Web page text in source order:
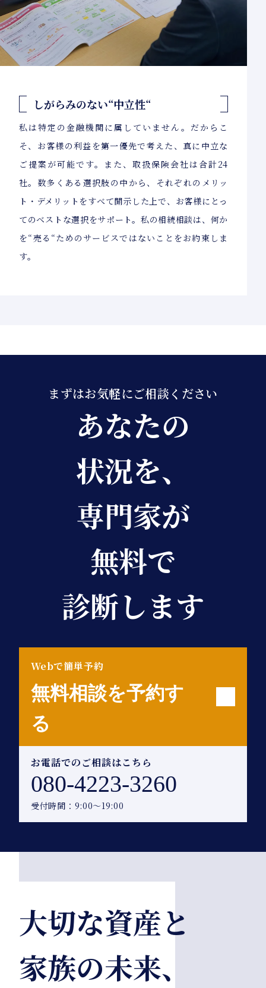
しがらみのない“中立性“
私は特定の金融機関に属していません。だからこ
そ、お客様の利益を第一優先で考えた、真に中立な
ご提案が可能です。また、取扱保険会社は合計24
社。数多くある選択肢の中から、それぞれのメリッ
ト・デメリットをすべて開示した上で、お客様にとっ
てのベストな選択をサポート。私の相続相談は、何か
を“売る“ためのサービスではないことをお約束しま
す。
まずはお気軽にご相談ください
あなたの
状況を、
専門家が
無料で
診断します
Webで簡単予約
無料相談を予約す
る
お電話でのご相談はこちら
080-4223-3260
受付時間：9:00〜19:00
大切な資産と
家族の未来、